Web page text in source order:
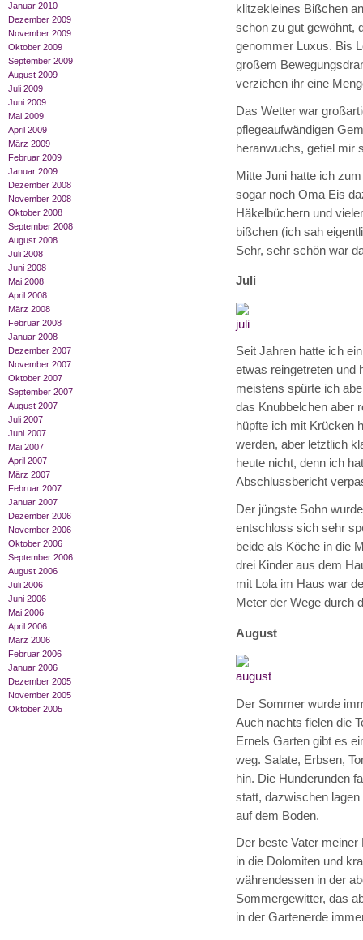
Januar 2010
Dezember 2009
November 2009
Oktober 2009
September 2009
August 2009
Juli 2009
Juni 2009
Mai 2009
April 2009
März 2009
Februar 2009
Januar 2009
Dezember 2008
November 2008
Oktober 2008
September 2008
August 2008
Juli 2008
Juni 2008
Mai 2008
April 2008
März 2008
Februar 2008
Januar 2008
Dezember 2007
November 2007
Oktober 2007
September 2007
August 2007
Juli 2007
Juni 2007
Mai 2007
April 2007
März 2007
Februar 2007
Januar 2007
Dezember 2006
November 2006
Oktober 2006
September 2006
August 2006
Juli 2006
Juni 2006
Mai 2006
April 2006
März 2006
Februar 2006
Januar 2006
Dezember 2005
November 2005
Oktober 2005
klitzekleines Bißchen
schon zu gut gewöhnt,
genommer Luxus. Bis
großem
verziehen ihr eine
Das Wetter war
pflegeaufwändigen
heranwuchs, gefiel mir
Mitte Juni hatte ich
sogar noch Oma Eis
Häkelbüchern und
bißchen (ich sah
Sehr, sehr schön war
Juli
Seit Jahren hatte ich
etwas reingetreten und
meistens spürte ich
das Knubbelchen aber
hüpfte ich mit Krücken
werden, aber letztlich
heute nicht, denn ich
Abschlussbericht
Der jüngste Sohn
entschloss sich sehr
beide als Köche in die
drei Kinder aus dem
mit Lola im Haus war
Meter der Wege durch
August
Der Sommer wurde
Auch nachts fielen die
Ernels Garten gibt es
weg. Salate, Erbsen,
hin. Die Hunderunden
statt, dazwischen
auf dem Boden.
Der beste Vater
in die Dolomiten und
währendessen in der
Sommergewitter, das
in der Gartenerde